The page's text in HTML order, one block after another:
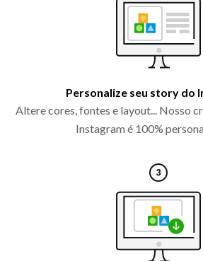
Personalize seu story do
Altere cores, fontes e layout... Nosso
Instagram é 100%